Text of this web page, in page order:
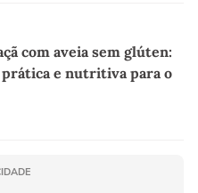
com aveia sem glúten:
e nutritiva para o